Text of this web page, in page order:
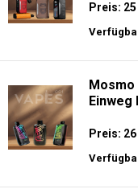
Preis: 25
Mosmo
Einweg
Preis: 26